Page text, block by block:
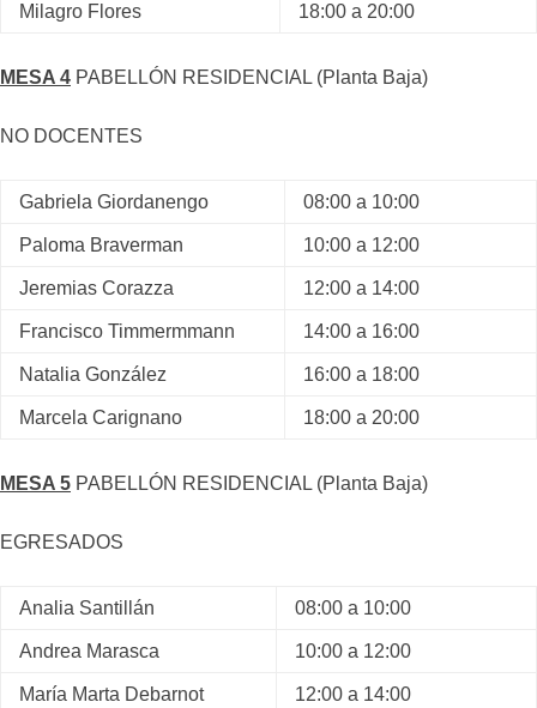
Milagro Flores 18:00 a 20:00
MESA 4 PABELLÓN RESIDENCIAL (Planta Baja)
NO DOCENTES
Gabriela Giordanengo 08:00 a 10:00
Paloma Braverman 10:00 a 12:00
Jeremias Corazza 12:00 a 14:00
Francisco Timmermmann 14:00 a 16:00
Natalia González 16:00 a 18:00
Marcela Carignano 18:00 a 20:00
MESA 5 PABELLÓN RESIDENCIAL (Planta Baja)
EGRESADOS
Analia Santillán 08:00 a 10:00
Andrea Marasca 10:00 a 12:00
María Marta Debarnot 12:00 a 14:00